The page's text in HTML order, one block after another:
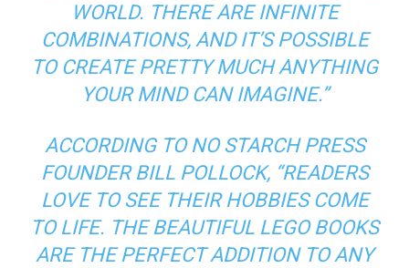
WORLD. THERE ARE INFINITE
COMBINATIONS, AND IT’S POSSIBLE
TO CREATE PRETTY MUCH ANYTHING
YOUR MIND CAN IMAGINE.”
ACCORDING TO NO STARCH PRESS
FOUNDER BILL POLLOCK, “READERS
LOVE TO SEE THEIR HOBBIES COME
TO LIFE. THE BEAUTIFUL LEGO BOOKS
ARE THE PERFECT ADDITION TO ANY